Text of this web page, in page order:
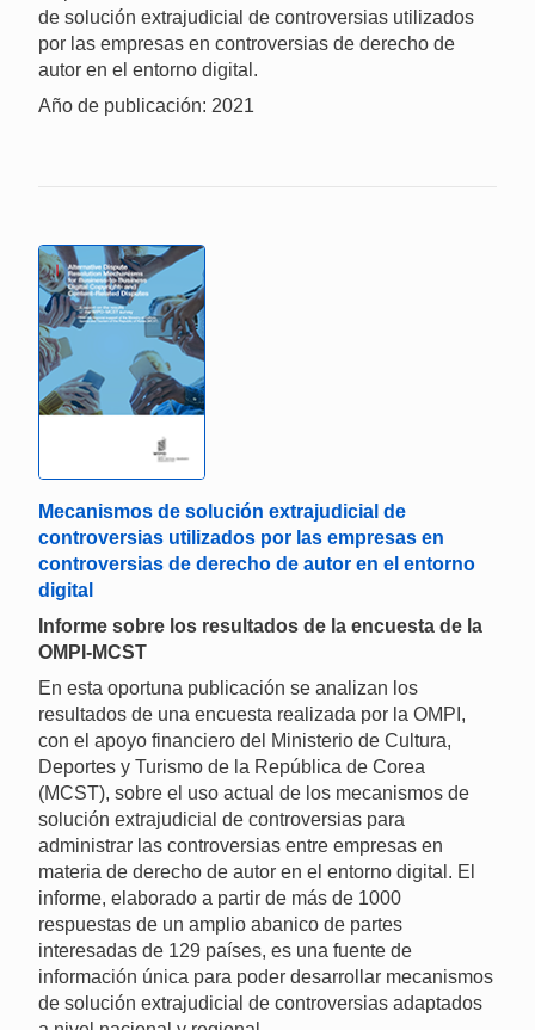
de solución extrajudicial de controversias utilizados
por las empresas en controversias de derecho de
autor en el entorno digital.
Año de publicación: 2021
Mecanismos de solución extrajudicial de
controversias utilizados por las empresas en
controversias de derecho de autor en el entorno
digital
Informe sobre los resultados de la encuesta de la
OMPI-MCST
En esta oportuna publicación se analizan los
resultados de una encuesta realizada por la OMPI,
con el apoyo financiero del Ministerio de Cultura,
Deportes y Turismo de la República de Corea
(MCST), sobre el uso actual de los mecanismos de
solución extrajudicial de controversias para
administrar las controversias entre empresas en
materia de derecho de autor en el entorno digital. El
informe, elaborado a partir de más de 1000
respuestas de un amplio abanico de partes
interesadas de 129 países, es una fuente de
información única para poder desarrollar mecanismos
de solución extrajudicial de controversias adaptados